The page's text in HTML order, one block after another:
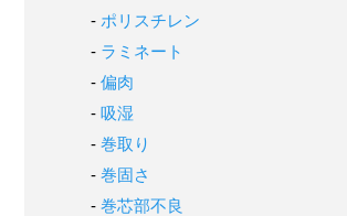
ポリスチレン
ラミネート
偏肉
吸湿
巻取り
巻固さ
巻芯部不良